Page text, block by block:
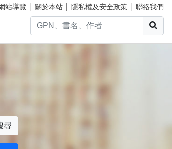
站導覽 關於本站 隱私權及安全政策 聯絡我們
尋